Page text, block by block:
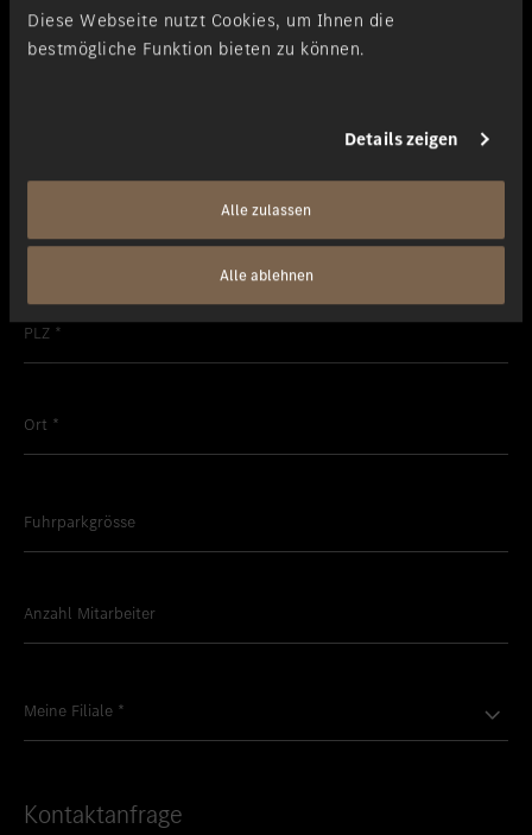
Diese Webseite nutzt Cookies, um Ihnen die
bestmögliche Funktion bieten zu können.
Details zeigen
Alle zulassen
Alle ablehnen
Mit * gekennzeichnete Felder sind Pflichtfelder.
Kontaktperson*
PLZ *
Ort *
Fuhrparkgrösse
Anzahl Mitarbeiter
Meine Filiale *
Kontaktanfrage